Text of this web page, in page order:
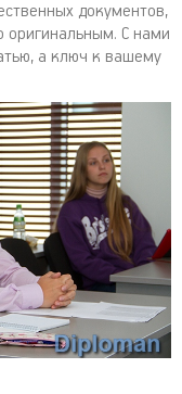
документов,
оригинальным. С нами
а ключ к вашему